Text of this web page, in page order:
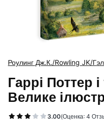
Роулинг Дж.К./Rowling JK/
Гаррі Поттер
Велике
3.00(Оценка: 4